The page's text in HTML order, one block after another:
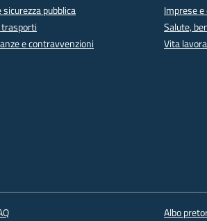
pubblica
Imprese
Salute,
e contravvenzioni
Vita
Albo